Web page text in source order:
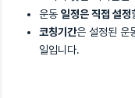
운동 일정은 직접 설정
코칭기간은 설정된 운
일입니다.